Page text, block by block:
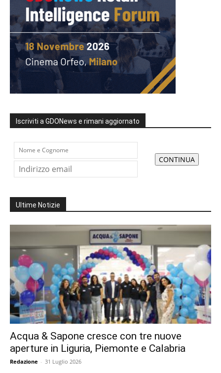
Iscriviti a GDONews e rimani aggiornato
Ultime Notizie
Acqua & Sapone cresce con tre nuove
aperture in Liguria, Piemonte e Calabria
Redazione - 31 Luglio 2026